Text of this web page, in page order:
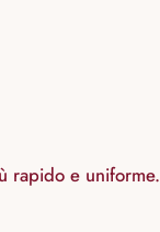
rapido e uniforme.